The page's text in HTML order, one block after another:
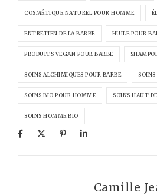
COSMÉTIQUE NATUREL POUR HOMME
ENTRETIEN DE LA BARBE HUILE POUR
PRODUITS VEGAN POUR BARBE
SOINS ALCHIMIQUES POUR BARBE SOINS
SOINS BIO POUR HOMME SOINS HAUT
SOINS HOMME BIO
Camille